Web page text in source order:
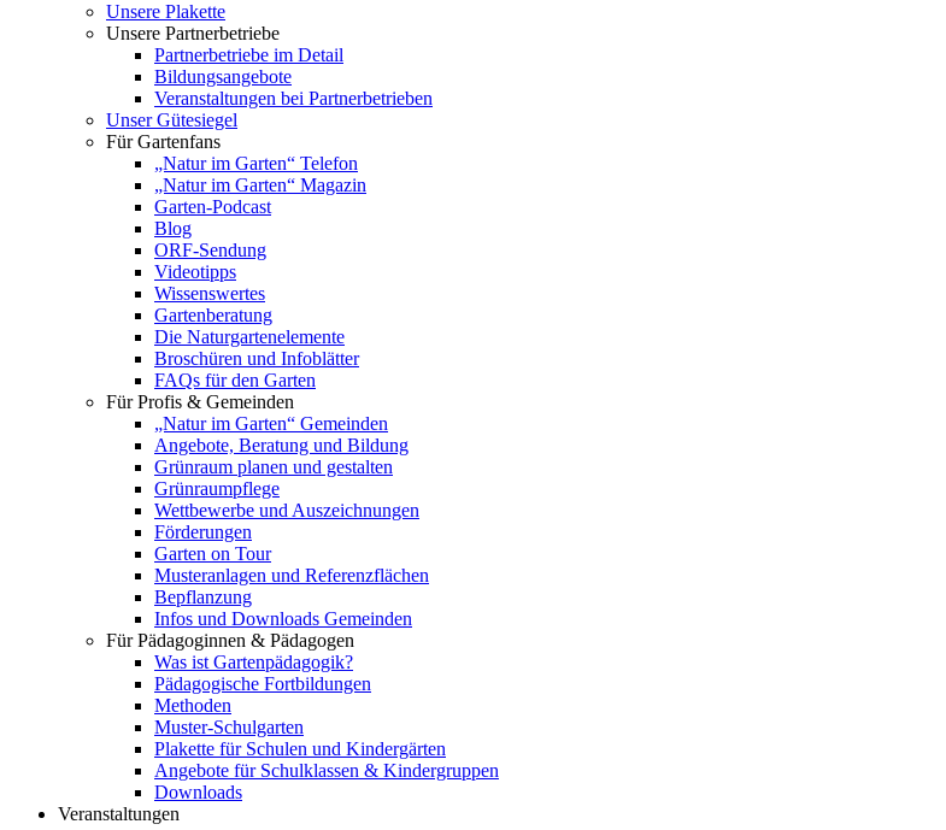
Unsere Plakette
Unsere Partnerbetriebe
Partnerbetriebe im Detail
Bildungsangebote
Veranstaltungen bei Partnerbetrieben
Unser Gütesiegel
Für Gartenfans
„Natur im Garten“ Telefon
„Natur im Garten“ Magazin
Garten-Podcast
Blog
ORF-Sendung
Videotipps
Wissenswertes
Gartenberatung
Die Naturgartenelemente
Broschüren und Infoblätter
FAQs für den Garten
Für Profis & Gemeinden
„Natur im Garten“ Gemeinden
Angebote, Beratung und Bildung
Grünraum planen und gestalten
Grünraumpflege
Wettbewerbe und Auszeichnungen
Förderungen
Garten on Tour
Musteranlagen und Referenzflächen
Bepflanzung
Infos und Downloads Gemeinden
Für Pädagoginnen & Pädagogen
Was ist Gartenpädagogik?
Pädagogische Fortbildungen
Methoden
Muster-Schulgarten
Plakette für Schulen und Kindergärten
Angebote für Schulklassen & Kindergruppen
Downloads
Veranstaltungen